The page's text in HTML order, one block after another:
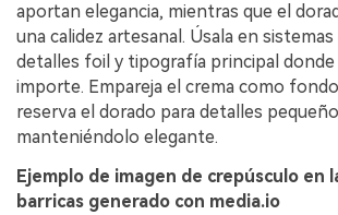
aportan elegancia, mientras que el
una calidez artesanal. Úsala en
detalles foil y tipografía principal
importe. Empareja el crema como
reserva el dorado para detalles
manteniéndolo elegante.
Ejemplo de imagen de crepúsculo en
barricas generado con media.io